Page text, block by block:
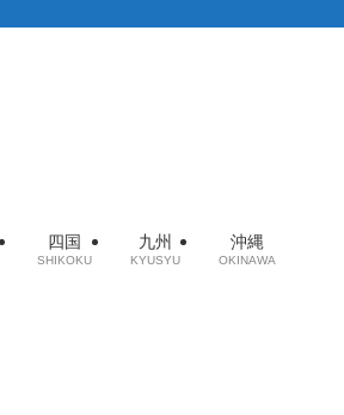
四国
SHIKOKU
九州
KYUSYU
沖縄
OKINAWA